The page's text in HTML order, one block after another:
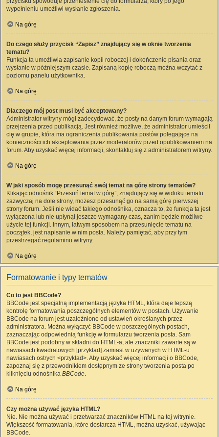
wypełnieniu umożliwi wysłanie zgłoszenia.
Na górę
Do czego służy przycisk “Zapisz” znajdujący się w oknie tworzenia
tematu?
Funkcja ta umożliwia zapisanie kopii roboczej i dokończenie pisania oraz
wysłanie w późniejszym czasie. Zapisaną kopię roboczą można wczytać z
poziomu panelu użytkownika.
Na górę
Dlaczego mój post musi być akceptowany?
Administrator witryny mógł zadecydować, że posty na danym forum wymagają
przejrzenia przed publikacją. Jest również możliwe, że administrator umieścił
cię w grupie, która ma ograniczenia publikowania postów polegające na
konieczności ich akceptowania przez moderatorów przed opublikowaniem na
forum. Aby uzyskać więcej informacji, skontaktuj się z administratorem witryny.
Na górę
W jaki sposób mogę przesunąć swój temat na górę strony tematów?
Klikając odnośnik “Przesuń temat w górę”, znajdujący się w widoku tematu
zazwyczaj na dole strony, możesz przesunąć go na samą górę pierwszej
strony forum. Jeśli nie widać takiego odnośnika, oznacza to, że funkcja ta jest
wyłączona lub nie upłynął jeszcze wymagany czas, zanim będzie możliwe
użycie tej funkcji. Innym, łatwym sposobem na przesunięcie tematu na
początek, jest napisanie w nim posta. Należy pamiętać, aby przy tym
przestrzegać regulaminu witryny.
Na górę
Formatowanie i typy tematów
Co to jest BBCode?
BBCode jest specjalną implementacją języka HTML, która daje lepszą
kontrolę formatowania poszczególnych elementów w postach. Używanie
BBCode na forum jest uzależnione od ustawień określanych przez
administratora. Można wyłączyć BBCode w poszczególnych postach,
zaznaczając odpowiednią funkcję w formularzu tworzenia posta. Sam
BBCode jest podobny w składni do HTML-a, ale znaczniki zawarte są w
nawiasach kwadratowych [przykład] zamiast w używanych w HTML-u
nawiasach ostrych <przykład>. Aby uzyskać więcej informacji o BBCode,
zapoznaj się z przewodnikiem dostępnym ze strony tworzenia posta po
kliknięciu odnośnika BBCode.
Na górę
Czy można używać języka HTML?
Nie. Nie można używać i przetwarzać znaczników HTML na tej witrynie.
Większość formatowania, które dostarcza HTML, można uzyskać, używając
BBCode.